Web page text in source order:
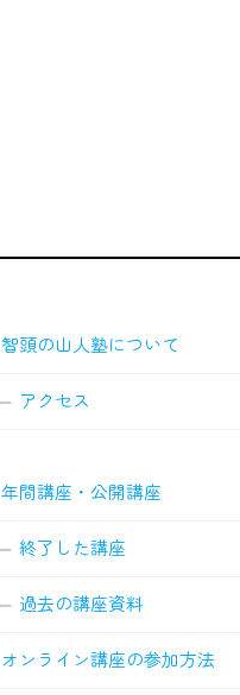
智頭の山人塾について
アクセス
年間講座・公開講座
終了した講座
過去の講座資料
オンライン講座の参加方法